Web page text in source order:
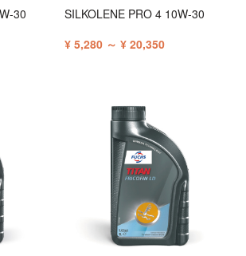
30
SILKOLENE PRO 4 10W-30
¥ 5,280 ～ ¥ 20,350